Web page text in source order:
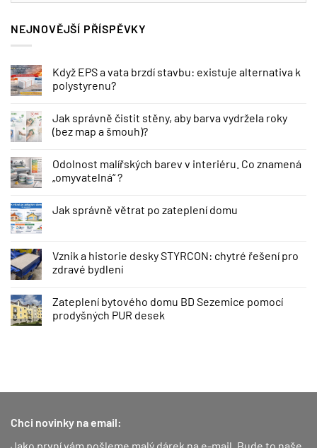
NEJNOVĚJŠÍ PŘÍSPĚVKY
Když EPS a vata brzdí stavbu: existuje alternativa k
polystyrenu?
Jak správně čistit stěny, aby barva vydržela roky
(bez map a šmouh)?
Odolnost malířských barev v interiéru. Co znamená
„omyvatelná“ ?
Jak správně větrat po zateplení domu
Vznik a historie desky STYRCON: chytré řešení pro
zdravé bydlení
Zateplení bytového domu BD Sezemice pomocí
prodyšných PUR desek
Chci novinky na email: